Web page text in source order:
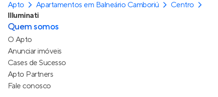
Apto Apartamentos em Balneário Camboriú
Centro
Illuminati
Quem somos
O Apto
Anunciar imóveis
Cases de Sucesso
Apto Partners
Fale conosco